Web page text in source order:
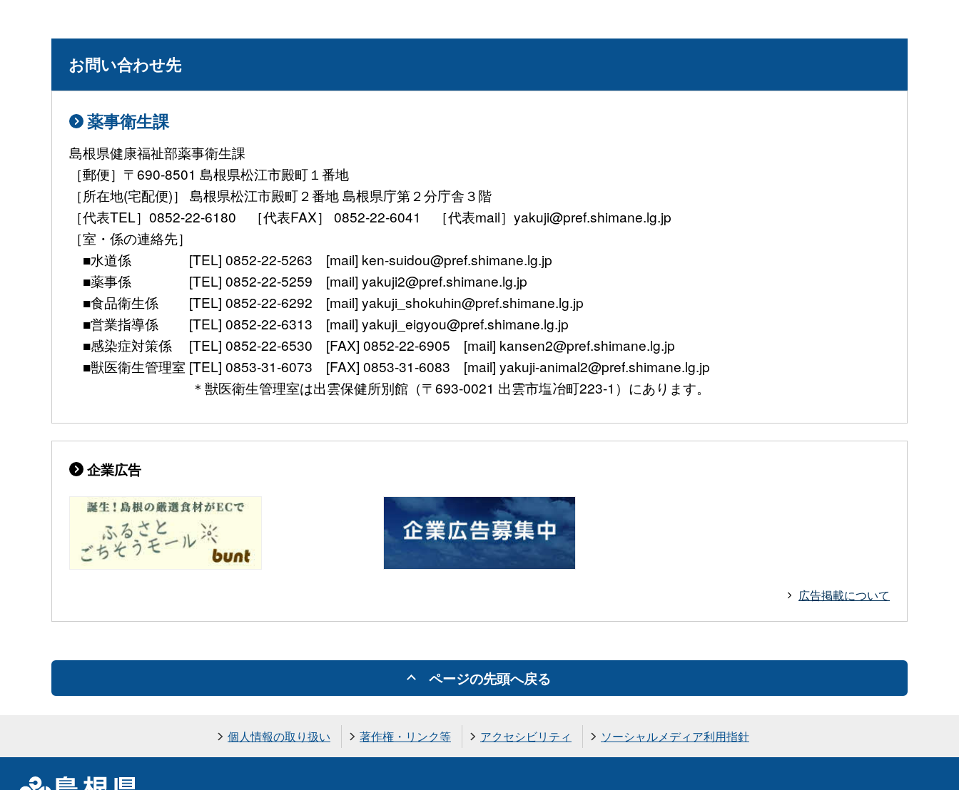
お問い合わせ先
薬事衛生課
島根県健康福祉部薬事衛生課
［郵便］〒690-8501 島根県松江市殿町１番地
［所在地(宅配便)］ 島根県松江市殿町２番地 島根県庁第２分庁舎３階
［代表TEL］0852-22-6180 ［代表FAX］ 0852-22-6041 ［代表mail］yakuji@pref.shimane.lg.jp
［室・係の連絡先］
■水道係 [TEL] 0852-22-5263 [mail] ken-suidou@pref.shimane.lg.jp
■薬事係 [TEL] 0852-22-5259 [mail] yakuji2@pref.shimane.lg.jp
■食品衛生係 [TEL] 0852-22-6292 [mail] yakuji_shokuhin@pref.shimane.lg.jp
■営業指導係 [TEL] 0852-22-6313 [mail] yakuji_eigyou@pref.shimane.lg.jp
■感染症対策係 [TEL] 0852-22-6530 [FAX] 0852-22-6905 [mail] kansen2@pref.shimane.lg.jp
■獣医衛生管理室 [TEL] 0853-31-6073 [FAX] 0853-31-6083 [mail] yakuji-animal2@pref.shimane.lg.jp
＊獣医衛生管理室は出雲保健所別館（〒693-0021 出雲市塩冶町223-1）にあります。
企業広告
広告掲載について
ページの先頭へ戻る
個人情報の取り扱い 著作権・リンク等 アクセシビリティ ソーシャルメディア利用指針